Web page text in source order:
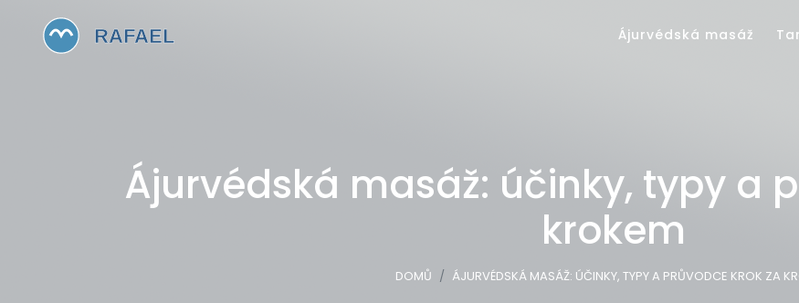
Ájurvédská masáž
Ájurvédská masáž: účinky, typy a
krokem
DOMŮ ÁJURVÉDSKÁ MASÁŽ: ÚČINKY, TYPY A PRŮVODCE KROK ZA